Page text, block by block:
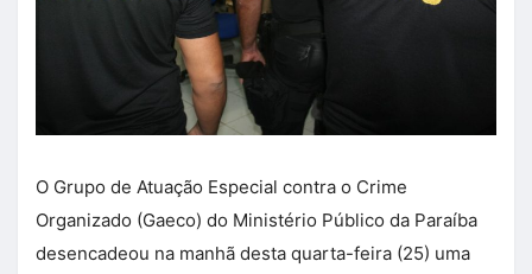
O Grupo de Atuação Especial contra o Crime
Organizado (Gaeco) do Ministério Público da Paraíba
desencadeou na manhã desta quarta-feira (25) uma